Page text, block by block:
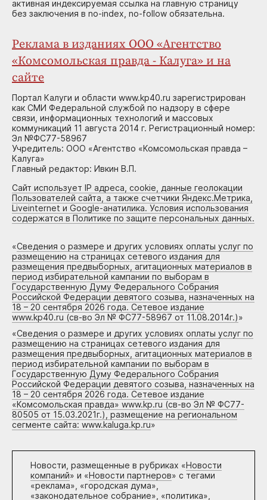
активная индексируемая ссылка на главную страницу
без заключения в no-index, no-follow обязательна.
Реклама в изданиях ООО «Агентство
«Комсомольская правда - Калуга» и на
сайте
Портал Калуги и области www.kp40.ru зарегистрирован
как СМИ Федеральной службой по надзору в сфере
связи, информационных технологий и массовых
коммуникаций 11 августа 2014 г. Регистрационный номер:
Эл №ФС77-58967
Учредитель: ООО «Агентство «Комсомольская правда –
Калуга»
Главный редактор: Ивкин В.П.
Сайт использует IP адреса, cookie, данные геолокации
Пользователей сайта, а также счетчики Яндекс.Метрика,
Liveinternet и Google-анатилика. Условия использования
содержатся в Политике по защите персональных данных.
«Сведения о размере и других условиях оплаты услуг по
размещению на страницах сетевого издания для
размещения предвыборных, агитационных материалов в
период избирательной кампании по выборам в
Государственную Думу Федерального Собрания
Российской Федерации девятого созыва, назначенных на
18 – 20 сентября 2026 года. Сетевое издание
www.kp40.ru (св-во Эл № ФС77-58967 от 11.08.2014г.)»
«Сведения о размере и других условиях оплаты услуг по
размещению на страницах сетевого издания для
размещения предвыборных, агитационных материалов в
период избирательной кампании по выборам в
Государственную Думу Федерального Собрания
Российской Федерации девятого созыва, назначенных на
18 – 20 сентября 2026 года. Сетевое издание
«Комсомольская правда» www.kp.ru (св-во Эл № ФС77-
80505 от 15.03.2021г.), размещение на региональном
сегменте сайта: www.kaluga.kp.ru»
Новости, размещенные в рубриках «Новости
компаний» и «Новости партнеров» с тегами
«реклама», «городская дума»,
«законодательное собрание», «политика»,